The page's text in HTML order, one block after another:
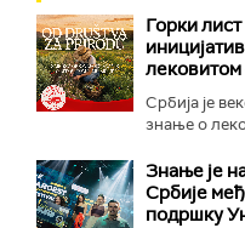
Горки
Србија је
знање о
Знање је
Србије
подршку